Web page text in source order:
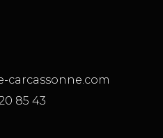
carcassonne.com
85 43